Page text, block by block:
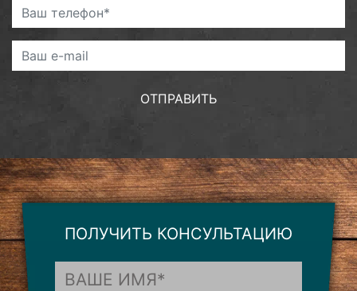
ОТПРАВИТЬ
ПОЛУЧИТЬ КОНСУЛЬТАЦИЮ